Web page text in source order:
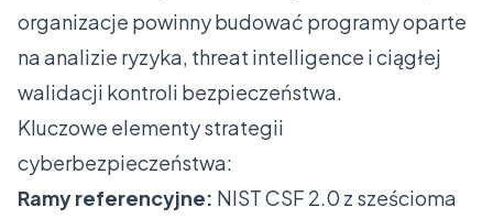
organizacje powinny budować programy oparte
na analizie ryzyka, threat intelligence i ciągłej
walidacji kontroli bezpieczeństwa.
Kluczowe elementy strategii
cyberbezpieczeństwa:
Ramy referencyjne: NIST CSF 2.0 z sześcioma